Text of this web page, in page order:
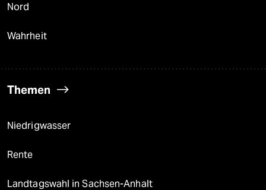
Nord
Wahrheit
Themen
Niedrigwasser
Rente
Landtagswahl in Sachsen-Anhalt